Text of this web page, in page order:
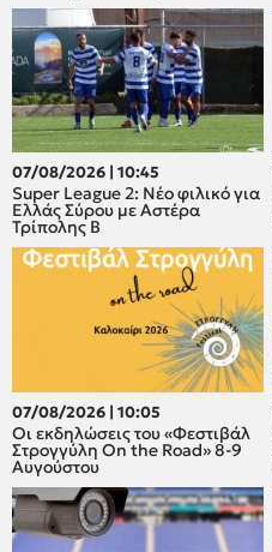
07/08/2026 | 10:45
Super League 2: Νέο φιλικό για
Ελλάς Σύρου με Αστέρα
Τρίπολης Β
07/08/2026 | 10:05
Οι εκδηλώσεις του «Φεστιβάλ
Στρογγύλη On the Road» 8-9
Αυγούστου